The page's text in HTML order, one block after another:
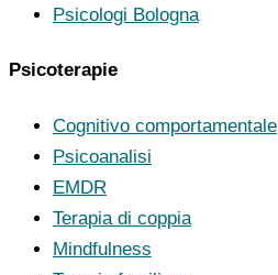
Psicologi Bologna
Psicoterapie
Cognitivo comportamentale
Psicoanalisi
EMDR
Terapia di coppia
Mindfulness